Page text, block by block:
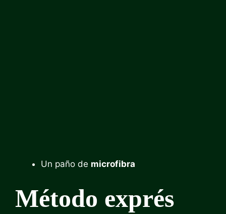
Un paño de microfibra
Método exprés